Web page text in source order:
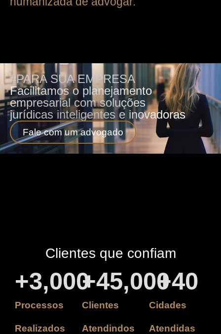
#PARA SUA EMPRESA
Facilitamos o planejamento
empresarial com soluções
jurídicas inteligentes e inovadoras
Fale com um advogado
Clientes que confiam
Processos
Realizados
+3,000
Clientes
Atendindos
+45,000
Cidades
Atendidas
+40